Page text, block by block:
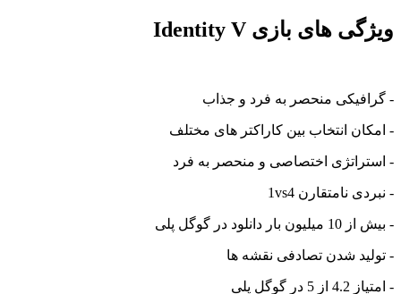
ویژگی های بازی Identity V
- گرافیکی منحصر به فرد و جذاب
- امکان انتخاب بین کاراکتر های مختلف
- استراتژی اختصاصی و منحصر به فرد
- نبردی نامتقارن 1vs4
- بیش از 10 میلیون بار دانلود در گوگل پلی
- تولید شدن تصادفی نقشه ها
- امتیاز 4.2 از 5 در گوگل پلی